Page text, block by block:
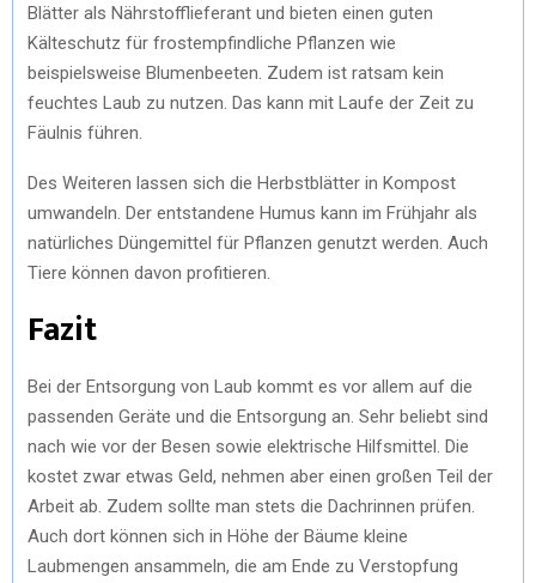
Blätter als Nährstofflieferant und bieten einen guten
Kälteschutz für frostempfindliche Pflanzen wie
beispielsweise Blumenbeeten. Zudem ist ratsam kein
feuchtes Laub zu nutzen. Das kann mit Laufe der Zeit zu
Fäulnis führen.
Des Weiteren lassen sich die Herbstblätter in Kompost
umwandeln. Der entstandene Humus kann im Frühjahr als
natürliches Düngemittel für Pflanzen genutzt werden. Auch
Tiere können davon profitieren.
Fazit
Bei der Entsorgung von Laub kommt es vor allem auf die
passenden Geräte und die Entsorgung an. Sehr beliebt sind
nach wie vor der Besen sowie elektrische Hilfsmittel. Die
kostet zwar etwas Geld, nehmen aber einen großen Teil der
Arbeit ab. Zudem sollte man stets die Dachrinnen prüfen.
Auch dort können sich in Höhe der Bäume kleine
Laubmengen ansammeln, die am Ende zu Verstopfung